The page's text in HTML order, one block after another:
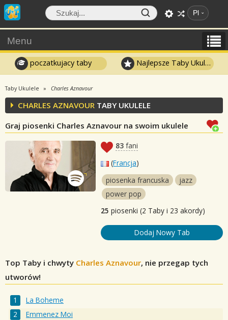
Pl
Menu
poczatkujacy taby Najlepsze Taby Ukulele
Taby Ukulele Charles Aznavour
CHARLES AZNAVOUR TABY UKULELE
Graj piosenki Charles Aznavour na swoim ukulele
83 fani
(Francja)
piosenka francuska
jazz
power pop
25 piosenki (2 Taby i 23 akordy)
Dodaj Nowy Tab
Top Taby i chwyty Charles Aznavour, nie przegap tych
utworów!
La Boheme
Emmenez Moi